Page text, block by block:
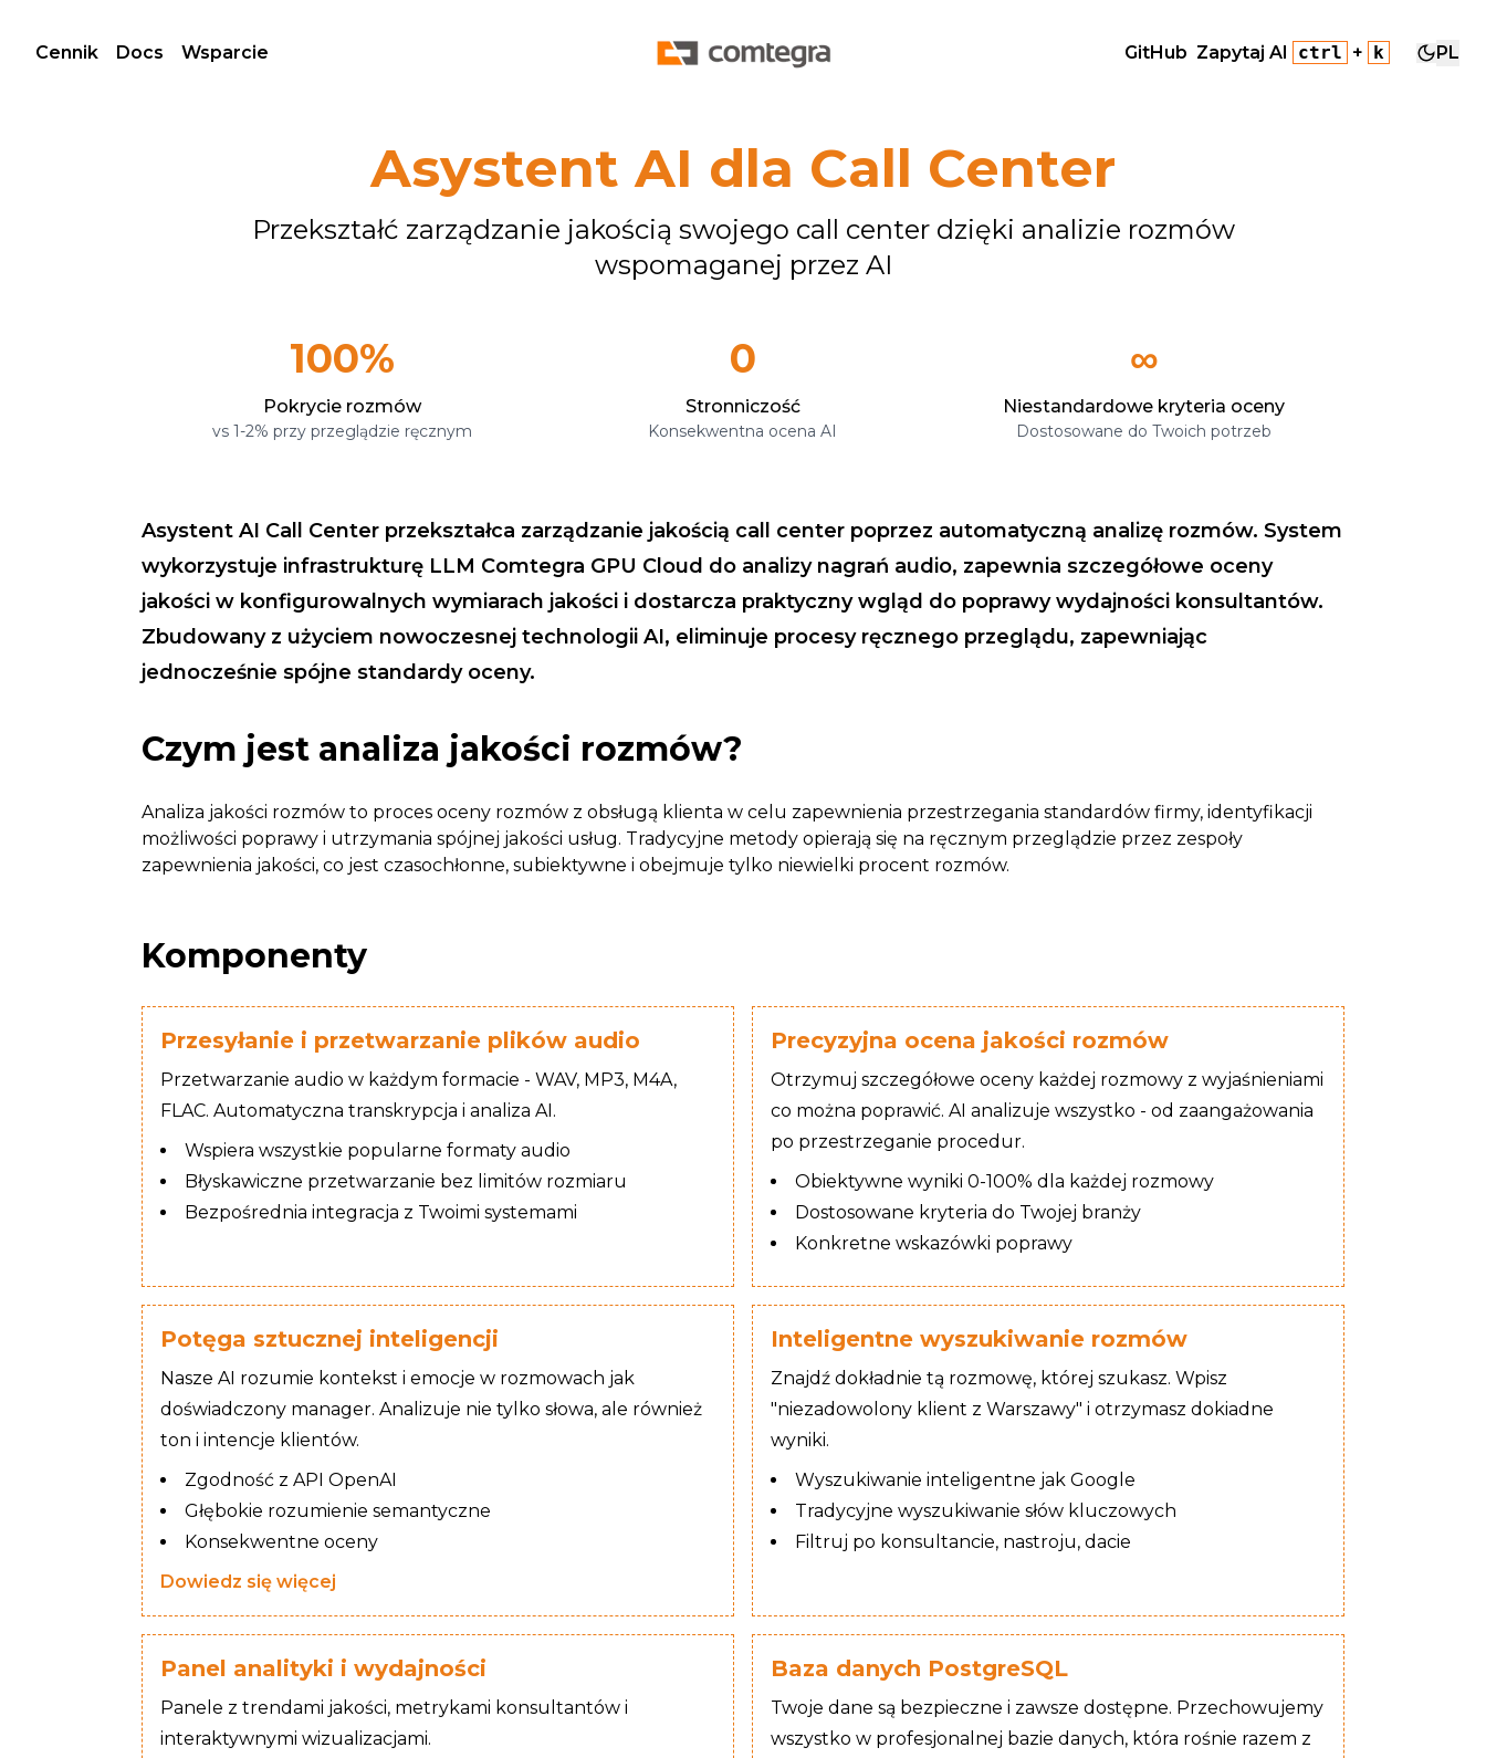
Cennik Docs Wsparcie GitHub Zapytaj AI ctrl + k PL
Asystent AI dla Call Center
Przekształć zarządzanie jakością swojego call center dzięki analizie rozmów
wspomaganej przez AI
100%
Pokrycie rozmów
vs 1-2% przy przeglądzie ręcznym
0
Stronniczość
Konsekwentna ocena AI
∞
Niestandardowe kryteria oceny
Dostosowane do Twoich potrzeb
Asystent AI Call Center przekształca zarządzanie jakością call center poprzez automatyczną analizę rozmów. System
wykorzystuje infrastrukturę LLM Comtegra GPU Cloud do analizy nagrań audio, zapewnia szczegółowe oceny
jakości w konfigurowalnych wymiarach jakości i dostarcza praktyczny wgląd do poprawy wydajności konsultantów.
Zbudowany z użyciem nowoczesnej technologii AI, eliminuje procesy ręcznego przeglądu, zapewniając
jednocześnie spójne standardy oceny.
Czym jest analiza jakości rozmów?
Analiza jakości rozmów to proces oceny rozmów z obsługą klienta w celu zapewnienia przestrzegania standardów firmy, identyfikacji
możliwości poprawy i utrzymania spójnej jakości usług. Tradycyjne metody opierają się na ręcznym przeglądzie przez zespoły
zapewnienia jakości, co jest czasochłonne, subiektywne i obejmuje tylko niewielki procent rozmów.
Komponenty
Przesyłanie i przetwarzanie plików audio
Przetwarzanie audio w każdym formacie - WAV, MP3, M4A,
FLAC. Automatyczna transkrypcja i analiza AI.
Wspiera wszystkie popularne formaty audio
Błyskawiczne przetwarzanie bez limitów rozmiaru
Bezpośrednia integracja z Twoimi systemami
Precyzyjna ocena jakości rozmów
Otrzymuj szczegółowe oceny każdej rozmowy z wyjaśnieniami
co można poprawić. AI analizuje wszystko - od zaangażowania
po przestrzeganie procedur.
Obiektywne wyniki 0-100% dla każdej rozmowy
Dostosowane kryteria do Twojej branży
Konkretne wskazówki poprawy
Potęga sztucznej inteligencji
Nasze AI rozumie kontekst i emocje w rozmowach jak
doświadczony manager. Analizuje nie tylko słowa, ale również
ton i intencje klientów.
Zgodność z API OpenAI
Głębokie rozumienie semantyczne
Konsekwentne oceny
Dowiedz się więcej
Inteligentne wyszukiwanie rozmów
Znajdź dokładnie tą rozmowę, której szukasz. Wpisz
"niezadowolony klient z Warszawy" i otrzymasz dokiadne
wyniki.
Wyszukiwanie inteligentne jak Google
Tradycyjne wyszukiwanie słów kluczowych
Filtruj po konsultancie, nastroju, dacie
Panel analityki i wydajności
Panele z trendami jakości, metrykami konsultantów i
interaktywnymi wizualizacjami.
Baza danych PostgreSQL
Twoje dane są bezpieczne i zawsze dostępne. Przechowujemy
wszystko w profesjonalnej bazie danych, która rośnie razem z